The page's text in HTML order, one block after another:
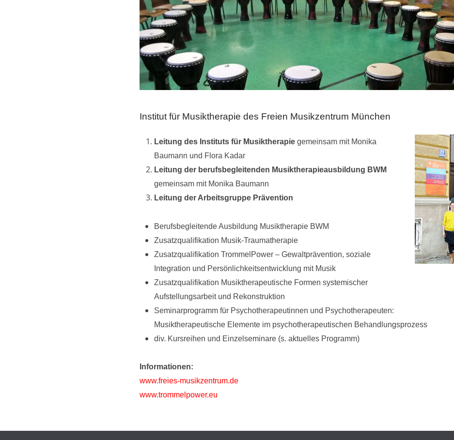
Institut für Musiktherapie des Freien Musikzentrum München
Leitung des Instituts für Musiktherapie gemeinsam mit Monika
Baumann und Flora Kadar
Leitung der berufsbegleitenden Musiktherapieausbildung BWM
gemeinsam mit Monika Baumann
Leitung der Arbeitsgruppe Prävention
Berufsbegleitende Ausbildung Musiktherapie BWM
Zusatzqualifikation Musik-Traumatherapie
Zusatzqualifikation TrommelPower – Gewaltprävention, soziale
Integration und Persönlichkeitsentwicklung mit Musik
Zusatzqualifikation Musiktherapeutische Formen systemischer
Aufstellungsarbeit und Rekonstruktion
Seminarprogramm für Psychotherapeutinnen und Psychotherapeuten:
Musiktherapeutische Elemente im psychotherapeutischen Behandlungsprozess
div. Kursreihen und Einzelseminare (s. aktuelles Programm)
Informationen:
www.freies-musikzentrum.de
www.trommelpower.eu